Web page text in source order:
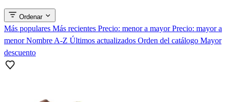
Ordenar
Más populares Más recientes Precio: menor a mayorPrecio: mayor a
menorNombre A-Z Últimos actualizados Orden del catálogo Mayor
descuento